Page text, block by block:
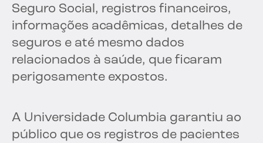
Seguro Social, registros financeiros,
informações acadêmicas, detalhes de
seguros e até mesmo dados
relacionados à saúde, que ficaram
perigosamente expostos.
A Universidade Columbia garantiu ao
público que os registros de pacientes